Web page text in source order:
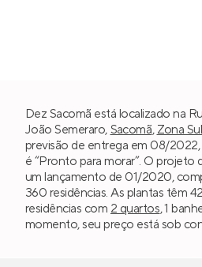
Dez Sacomã está localizado na
João Semeraro, Sacomã, Zona Sul
previsão de entrega em 08/
é “Pronto para morar”. O projeto
um lançamento de 01/2020,
360 residências. As plantas têm
residências com 2 quartos, 1
momento, seu preço está sob